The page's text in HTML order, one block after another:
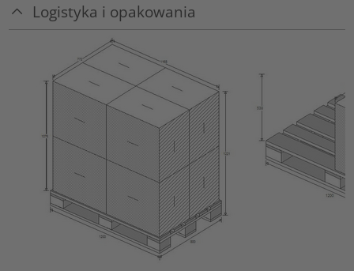
Logistyka i opakowania